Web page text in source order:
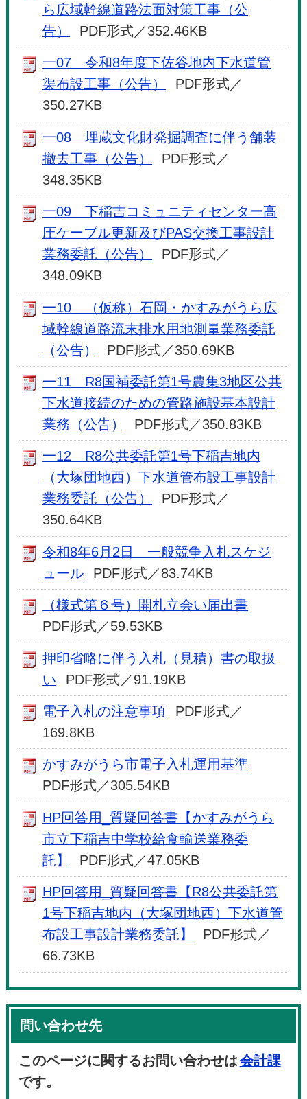
ら広域幹線道路法面対策工事（公
告）
PDF形式／352.46KB
一07 令和8年度下佐谷地内下水道管
渠布設工事（公告）
PDF形式／
350.27KB
一08 埋蔵文化財発掘調査に伴う舗装
撤去工事（公告）
PDF形式／
348.35KB
一09 下稲吉コミュニティセンター高
圧ケーブル更新及びPAS交換工事設計
業務委託（公告）
PDF形式／
348.09KB
一10 （仮称）石岡・かすみがうら広
域幹線道路流末排水用地測量業務委託
（公告）
PDF形式／350.69KB
一11 R8国補委託第1号農集3地区公共
下水道接続のための管路施設基本設計
業務（公告）
PDF形式／350.83KB
一12 R8公共委託第1号下稲吉地内
（大塚団地西）下水道管布設工事設計
業務委託（公告）
PDF形式／
350.64KB
令和8年6月2日 一般競争入札スケジ
ュール
PDF形式／83.74KB
（様式第６号）開札立会い届出書
PDF形式／59.53KB
押印省略に伴う入札（見積）書の取扱
い
PDF形式／91.19KB
電子入札の注意事項
PDF形式／
169.8KB
かすみがうら市電子入札運用基準
PDF形式／305.54KB
HP回答用_質疑回答書【かすみがうら
市立下稲吉中学校給食輸送業務委
託】
PDF形式／47.05KB
HP回答用_質疑回答書【R8公共委託第
1号下稲吉地内（大塚団地西）下水道管
布設工事設計業務委託】
PDF形式／
66.73KB
問い合わせ先
このページに関するお問い合わせは会計課
です。